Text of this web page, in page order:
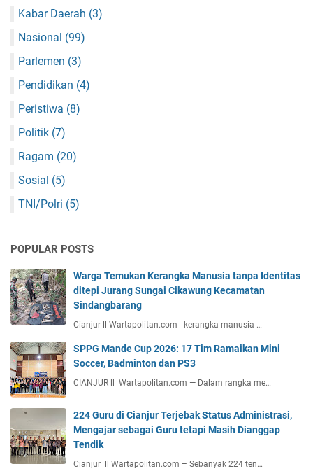
Kabar Daerah (3)
Nasional (99)
Parlemen (3)
Pendidikan (4)
Peristiwa (8)
Politik (7)
Ragam (20)
Sosial (5)
TNI/Polri (5)
POPULAR POSTS
Warga Temukan Kerangka Manusia tanpa Identitas
ditepi Jurang Sungai Cikawung Kecamatan
Sindangbarang
Cianjur ll Wartapolitan.com - kerangka manusia …
SPPG Mande Cup 2026: 17 Tim Ramaikan Mini
Soccer, Badminton dan PS3
CIANJUR ll Wartapolitan.com — Dalam rangka me…
224 Guru di Cianjur Terjebak Status Administrasi,
Mengajar sebagai Guru tetapi Masih Dianggap
Tendik
Cianjur ll Wartapolitan.com – Sebanyak 224 ten…